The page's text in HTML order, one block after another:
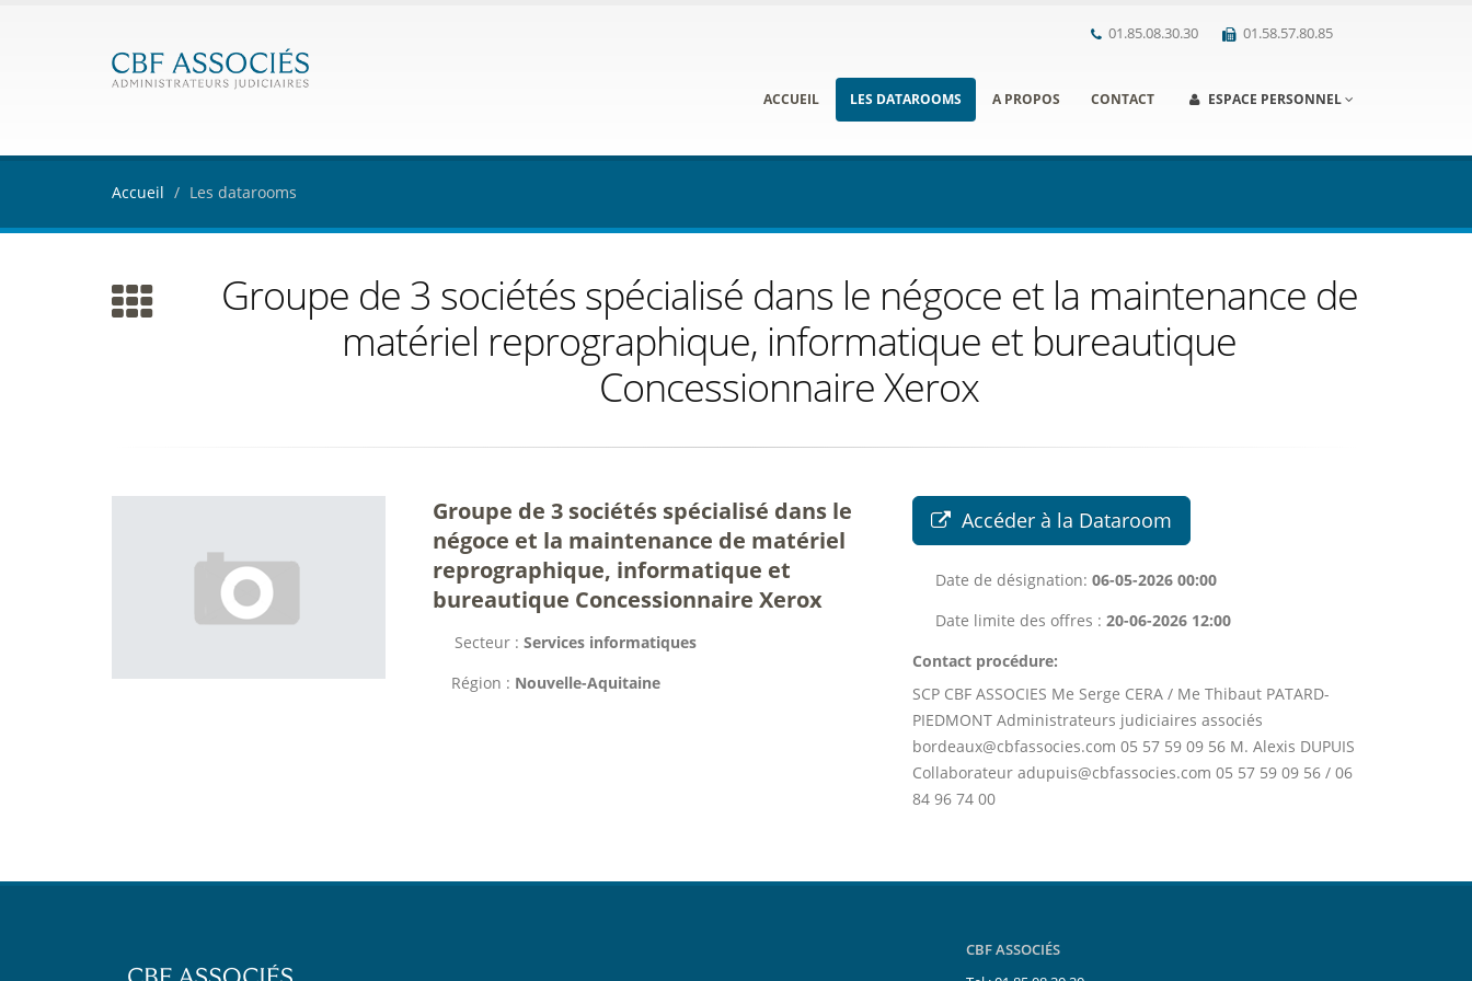
01.85.08.30.30 01.58.57.80.85
ACCUEIL LES DATAROOMS A PROPOS CONTACT ESPACE PERSONNEL
Accueil Les datarooms
Groupe de 3 sociétés spécialisé dans le négoce et la maintenance de
matériel reprographique, informatique et bureautique
Concessionnaire Xerox
Groupe de 3 sociétés spécialisé dans le
négoce et la maintenance de matériel
reprographique, informatique et
bureautique Concessionnaire Xerox
Secteur : Services informatiques
Région : Nouvelle-Aquitaine
Accéder à la Dataroom
Date de désignation:06-05-2026 00:00
Date limite des offres :20-06-2026 12:00
Contact procédure:
SCP CBF ASSOCIES Me Serge CERA / Me Thibaut PATARD-
PIEDMONT Administrateurs judiciaires associés
bordeaux@cbfassocies.com 05 57 59 09 56 M. Alexis DUPUIS
Collaborateur adupuis@cbfassocies.com 05 57 59 09 56 / 06
84 96 74 00
CBF ASSOCIÉS